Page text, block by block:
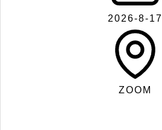
2026-8-17
ZOOM